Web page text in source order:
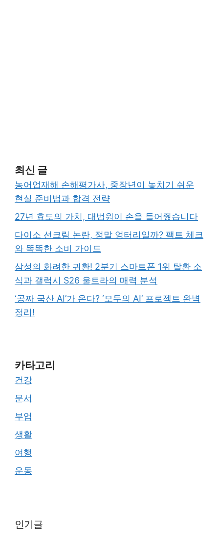
최신 글
농어업재해 손해평가사, 중장년이 놓치기 쉬운
현실 준비법과 합격 전략
27년 효도의 가치, 대법원이 손을 들어줬습니다
다이소 선크림 논란, 정말 엉터리일까? 팩트 체크
와 똑똑한 소비 가이드
삼성의 화려한 귀환! 2분기 스마트폰 1위 탈환 소
식과 갤럭시 S26 울트라의 매력 분석
‘공짜 국산 AI’가 온다? ‘모두의 AI’ 프로젝트 완벽
정리!
카타고리
건강
문서
부업
생활
여행
운동
인기글